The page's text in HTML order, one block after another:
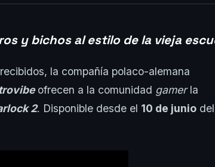
y bichos al estilo de la vieja
la compañía polaco-alemana
ofrecen a la comunidad gamerla
2. Disponible desde el 10 de junio del